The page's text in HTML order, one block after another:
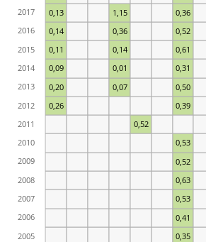
0,35
0,41
0,53
0,63
0,52
0,53
0,52
0,26 0,39
0,20 0,07 0,50
0,09 0,01 0,31
0,11 0,14 0,61
0,14 0,36 0,52
0,13 1,15 0,36
2005
2006
2007
2008
2009
2010
2011
2012
2013
2014
2015
2016
2017